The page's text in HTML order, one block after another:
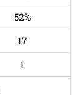
52%
17
1